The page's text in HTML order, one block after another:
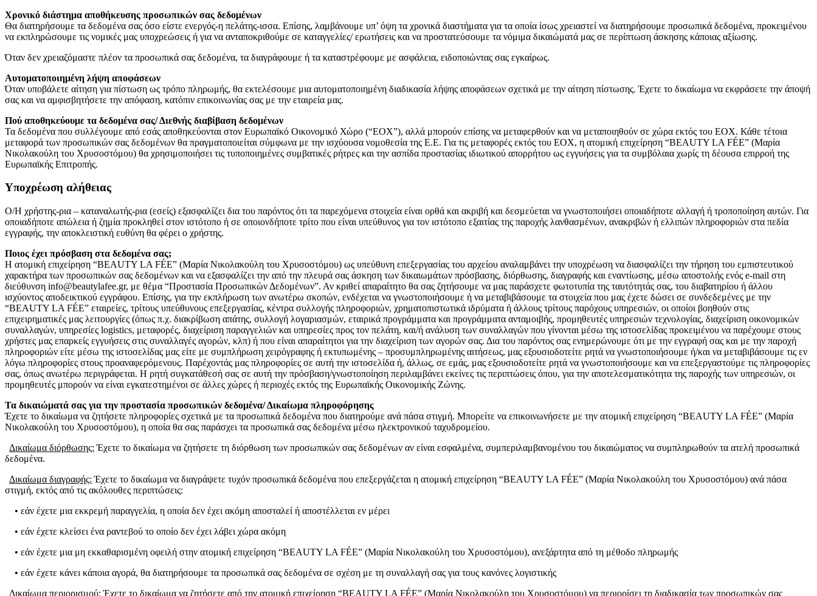
Χρονικό διάστημα αποθήκευσης προσωπικών σας δεδομένων
Θα διατηρήσουμε τα δεδομένα σας όσο είστε ενεργός-η πελάτης-ισσα. Επίσης, λαμβάνουμε υπ’ όψη τα χρονικά διαστήματα για τα οποία ίσως χρειαστεί να διατηρήσουμε προσωπικά δεδομένα, προκειμένου
να εκπληρώσουμε τις νομικές μας υποχρεώσεις ή για να ανταποκριθούμε σε καταγγελίες/ ερωτήσεις και να προστατεύσουμε τα νόμιμα δικαιώματά μας σε περίπτωση άσκησης κάποιας αξίωσης.
Όταν δεν χρειαζόμαστε πλέον τα προσωπικά σας δεδομένα, τα διαγράφουμε ή τα καταστρέφουμε με ασφάλεια, ειδοποιώντας σας εγκαίρως.
Αυτοματοποιημένη λήψη αποφάσεων
Όταν υποβάλετε αίτηση για πίστωση ως τρόπο πληρωμής, θα εκτελέσουμε μια αυτοματοποιημένη διαδικασία λήψης αποφάσεων σχετικά με την αίτηση πίστωσης. Έχετε το δικαίωμα να εκφράσετε την άποψή
σας και να αμφισβητήσετε την απόφαση, κατόπιν επικοινωνίας σας με την εταιρεία μας.
Πού αποθηκεύουμε τα δεδομένα σας/ Διεθνής διαβίβαση δεδομένων
Τα δεδομένα που συλλέγουμε από εσάς αποθηκεύονται στον Ευρωπαϊκό Οικονομικό Χώρο (“ΕΟΧ”), αλλά μπορούν επίσης να μεταφερθούν και να μεταποιηθούν σε χώρα εκτός του ΕΟΧ. Κάθε τέτοια
μεταφορά των προσωπικών σας δεδομένων θα πραγματοποιείται σύμφωνα με την ισχύουσα νομοθεσία της Ε.Ε. Για τις μεταφορές εκτός του ΕΟΧ, η ατομική επιχείρηση “BEAUTY LA FÉE” (Μαρία
Νικολακούλη του Χρυσοστόμου) θα χρησιμοποιήσει τις τυποποιημένες συμβατικές ρήτρες και την ασπίδα προστασίας ιδιωτικού απορρήτου ως εγγυήσεις για τα συμβόλαια χωρίς τη δέουσα επιρροή της
Ευρωπαϊκής Επιτροπής.
Υποχρέωση αλήθειας
Ο/Η χρήστης-ρια – καταναλωτής-ρια (εσείς) εξασφαλίζει δια του παρόντος ότι τα παρεχόμενα στοιχεία είναι ορθά και ακριβή και δεσμεύεται να γνωστοποιήσει οποιαδήποτε αλλαγή ή τροποποίηση αυτών. Για
οποιαδήποτε απώλεια ή ζημία προκληθεί στον ιστότοπο ή σε οποιονδήποτε τρίτο που είναι υπεύθυνος για τον ιστότοπο εξαιτίας της παροχής λανθασμένων, ανακριβών ή ελλιπών πληροφοριών στα πεδία
εγγραφής, την αποκλειστική ευθύνη θα φέρει ο χρήστης.
Ποιος έχει πρόσβαση στα δεδομένα σας;
Η ατομική επιχείρηση “BEAUTY LA FÉE” (Μαρία Νικολακούλη του Χρυσοστόμου) ως υπεύθυνη επεξεργασίας του αρχείου αναλαμβάνει την υποχρέωση να διασφαλίζει την τήρηση του εμπιστευτικού
χαρακτήρα των προσωπικών σας δεδομένων και να εξασφαλίζει την από την πλευρά σας άσκηση των δικαιωμάτων πρόσβασης, διόρθωσης, διαγραφής και εναντίωσης, μέσω αποστολής ενός e-mail στη
διεύθυνση info@beautylafee.gr, με θέμα “Προστασία Προσωπικών Δεδομένων”. Αν κριθεί απαραίτητο θα σας ζητήσουμε να μας παράσχετε φωτοτυπία της ταυτότητάς σας, του διαβατηρίου ή άλλου
ισχύοντος αποδεικτικού εγγράφου. Επίσης, για την εκπλήρωση των ανωτέρω σκοπών, ενδέχεται να γνωστοποιήσουμε ή να μεταβιβάσουμε τα στοιχεία που μας έχετε δώσει σε συνδεδεμένες με την
“BEAUTY LA FÉE” εταιρείες, τρίτους υπεύθυνους επεξεργασίας, κέντρα συλλογής πληροφοριών, χρηματοπιστωτικά ιδρύματα ή άλλους τρίτους παρόχους υπηρεσιών, οι οποίοι βοηθούν στις
επιχειρηματικές μας λειτουργίες (όπως π.χ. διακρίβωση απάτης, συλλογή λογαριασμών, εταιρικά προγράμματα και προγράμματα ανταμοιβής, προμηθευτές υπηρεσιών τεχνολογίας, διαχείριση οικονομικών
συναλλαγών, υπηρεσίες logistics, μεταφορές, διαχείριση παραγγελιών και υπηρεσίες προς τον πελάτη, και/ή ανάλυση των συναλλαγών που γίνονται μέσω της ιστοσελίδας προκειμένου να παρέχουμε στους
χρήστες μας επαρκείς εγγυήσεις στις συναλλαγές αγορών, κλπ) ή που είναι απαραίτητοι για την διαχείριση των αγορών σας. Δια του παρόντος σας ενημερώνουμε ότι με την εγγραφή σας και με την παροχή
πληροφοριών είτε μέσω της ιστοσελίδας μας είτε με συμπλήρωση χειρόγραφης ή εκτυπωμένης – προσυμπληρωμένης αιτήσεως, μας εξουσιοδοτείτε ρητά να γνωστοποιήσουμε ή/και να μεταβιβάσουμε τις εν
λόγω πληροφορίες στους προαναφερόμενους. Παρέχοντάς μας πληροφορίες σε αυτή την ιστοσελίδα ή, άλλως, σε εμάς, μας εξουσιοδοτείτε ρητά να γνωστοποιήσουμε και να επεξεργαστούμε τις πληροφορίες
σας, όπως ανωτέρω περιγράφεται. Η ρητή συγκατάθεσή σας σε αυτή την πρόσβαση/γνωστοποίηση περιλαμβάνει εκείνες τις περιπτώσεις όπου, για την αποτελεσματικότητα της παροχής των υπηρεσιών, οι
προμηθευτές μπορούν να είναι εγκατεστημένοι σε άλλες χώρες ή περιοχές εκτός της Ευρωπαϊκής Οικονομικής Ζώνης.
Τα δικαιώματά σας για την προστασία προσωπικών δεδομένα/ Δικαίωμα πληροφόρησης
Έχετε το δικαίωμα να ζητήσετε πληροφορίες σχετικά με τα προσωπικά δεδομένα που διατηρούμε ανά πάσα στιγμή. Μπορείτε να επικοινωνήσετε με την ατομική επιχείρηση “BEAUTY LA FÉE” (Μαρία
Νικολακούλη του Χρυσοστόμου), η οποία θα σας παράσχει τα προσωπικά σας δεδομένα μέσω ηλεκτρονικού ταχυδρομείου.
Δικαίωμα διόρθωσης: Έχετε το δικαίωμα να ζητήσετε τη διόρθωση των προσωπικών σας δεδομένων αν είναι εσφαλμένα, συμπεριλαμβανομένου του δικαιώματος να συμπληρωθούν τα ατελή προσωπικά
δεδομένα.
Δικαίωμα διαγραφής: Έχετε το δικαίωμα να διαγράψετε τυχόν προσωπικά δεδομένα που επεξεργάζεται η ατομική επιχείρηση “BEAUTY LA FÉE” (Μαρία Νικολακούλη του Χρυσοστόμου) ανά πάσα
στιγμή, εκτός από τις ακόλουθες περιπτώσεις:
• εάν έχετε μια εκκρεμή παραγγελία, η οποία δεν έχει ακόμη αποσταλεί ή αποστέλλεται εν μέρει
• εάν έχετε κλείσει ένα ραντεβού το οποίο δεν έχει λάβει χώρα ακόμη
• εάν έχετε μια μη εκκαθαρισμένη οφειλή στην ατομική επιχείρηση “BEAUTY LA FÉE” (Μαρία Νικολακούλη του Χρυσοστόμου), ανεξάρτητα από τη μέθοδο πληρωμής
• εάν έχετε κάνει κάποια αγορά, θα διατηρήσουμε τα προσωπικά σας δεδομένα σε σχέση με τη συναλλαγή σας για τους κανόνες λογιστικής
Δικαίωμα περιορισμού: Έχετε το δικαίωμα να ζητήσετε από την ατομική επιχείρηση “BEAUTY LA FÉE” (Μαρία Νικολακούλη του Χρυσοστόμου) να περιορίσει τη διαδικασία των προσωπικών σας